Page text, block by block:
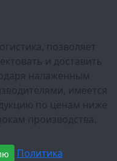
позволяет
и доставить
налаженным
имеется
по ценам ниже
производства.
Политика